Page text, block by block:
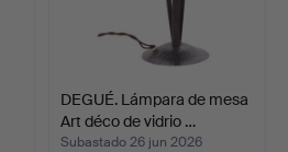
DEGUÉ. Lámpara de mesa
Art déco de vidrio …
Subastado 26 jun 2026